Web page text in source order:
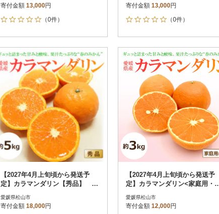
寄付金額 13,000円
（0件）
寄付金額 13,000円
（0件）
【2027年4月上旬頃から発送予
定】カラマンダリン【秀品】 約
愛媛県松山市
寄付金額 18,000円
【2027年4月上旬頃から発送予
定】カラマンダリン<家庭用・
愛媛県松山市
寄付金額 12,000円